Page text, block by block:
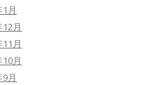
月
月
月
月
月